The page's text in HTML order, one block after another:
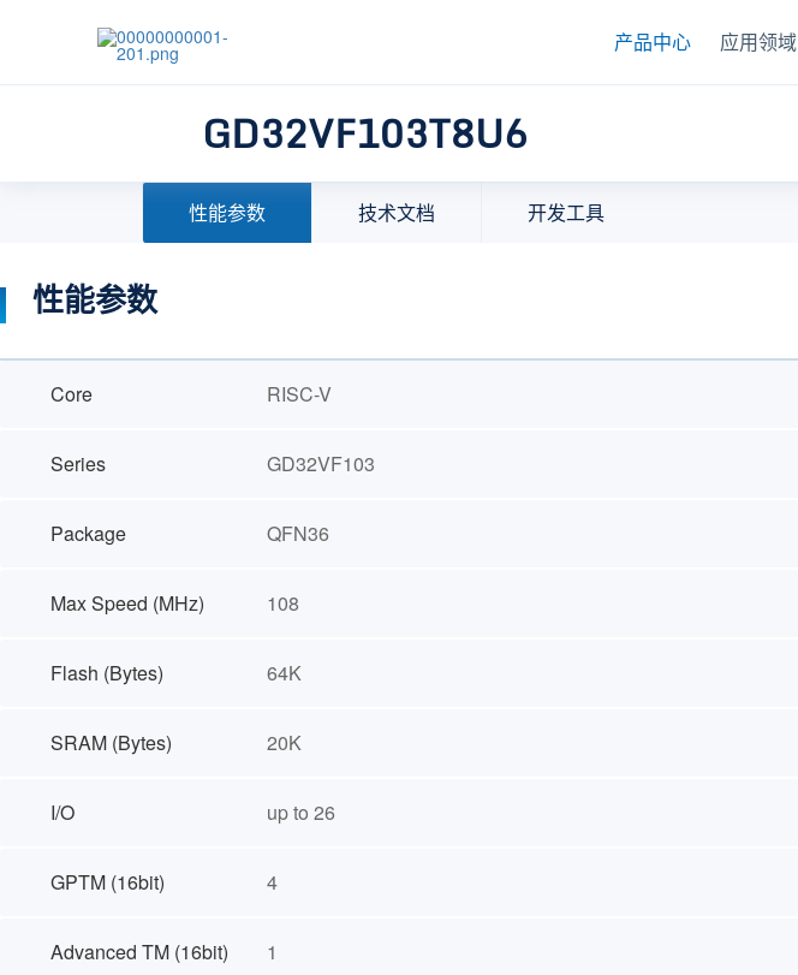
产品中心 应用领域
GD32VF103T8U6
性能参数 技术文档 开发工具
首页 >产品中心 >32位微控制器(MCU) >MCU选择器
性能参数
Core RISC-V
Series GD32VF103
Package QFN36
Max Speed (MHz) 108
Flash (Bytes) 64K
SRAM (Bytes) 20K
I/O up to 26
GPTM (16bit) 4
Advanced TM (16bit) 1